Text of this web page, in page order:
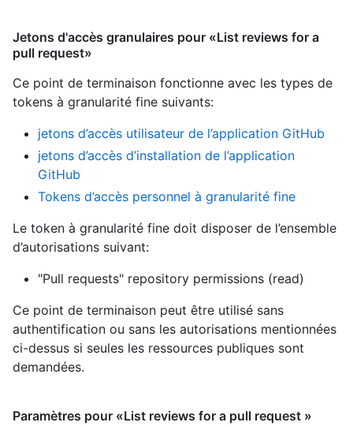
Jetons d'accès granulaires pour «List reviews for a
pull request»
Ce point de terminaison fonctionne avec les types de
tokens à granularité fine suivants:
jetons d’accès utilisateur de l’application GitHub
jetons d’accès d’installation de l’application
GitHub
Tokens d’accès personnel à granularité fine
Le token à granularité fine doit disposer de l’ensemble
d’autorisations suivant:
"Pull requests" repository permissions (read)
Ce point de terminaison peut être utilisé sans
authentification ou sans les autorisations mentionnées
ci-dessus si seules les ressources publiques sont
demandées.
Paramètres pour «List reviews for a pull request »